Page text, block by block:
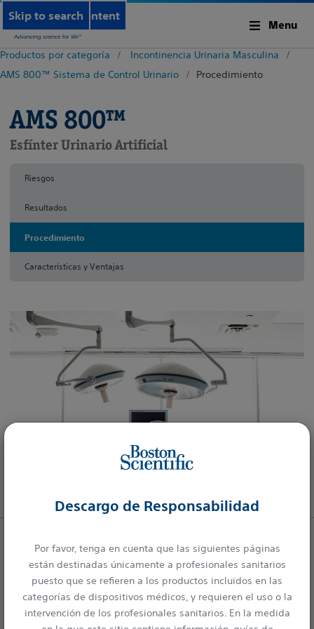
Skip to main content
Skip to search
Menu
Descargo de Responsabilidad
Por favor, tenga en cuenta que las siguientes páginas
están destinadas únicamente a profesionales sanitarios
puesto que se refieren a los productos incluidos en las
categorías de dispositivos médicos, y requieren el uso o la
intervención de los profesionales sanitarios. En la medida
Productos por categoría
Incontinencia Urinaria Masculina
AMS 800™ Sistema de Control Urinario
Procedimiento
AMS 800™
Esfínter Urinario Artificial
Riesgos
Resultados
Procedimiento
Características y Ventajas
Recursos Clave
Instrucciones del Producto
Con nuestro centro de recursos para profesionales